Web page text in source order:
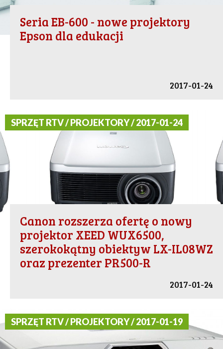
Seria EB-600 - nowe projektory
Epson dla edukacji
2017-01-24
SPRZĘT RTV / PROJEKTORY / 2017-01-24
Canon rozszerza ofertę o nowy
projektor XEED WUX6500,
szerokokątny obiektyw LX-IL08WZ
oraz prezenter PR500-R
2017-01-24
SPRZĘT RTV / PROJEKTORY / 2017-01-19